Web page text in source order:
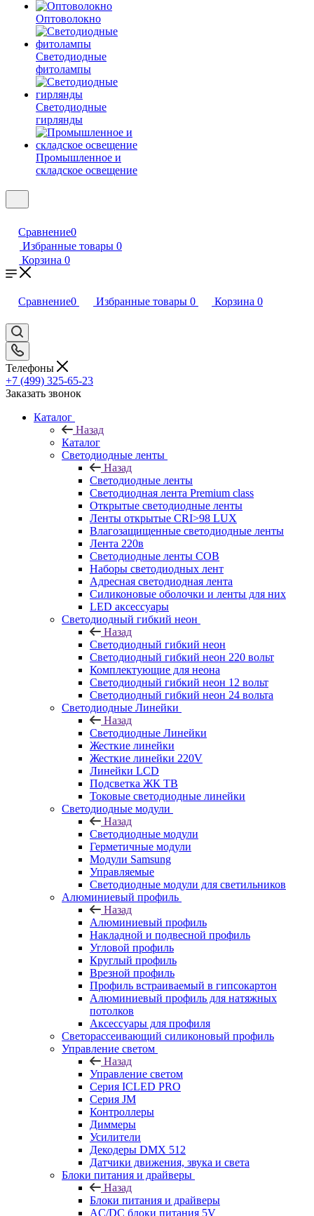
Оптоволокно
Светодиодные
фитолампы
Светодиодные
гирлянды
Промышленное и
складское освещение
Сравнение0
Избранные товары 0
Корзина 0
Сравнение0 Избранные товары 0 Корзина 0
Телефоны
+7 (499) 325-65-23
Заказать звонок
Каталог
Назад
Каталог
Светодиодные ленты
Назад
Светодиодные ленты
Светодиодная лента Premium class
Открытые светодиодные ленты
Ленты открытые CRI>98 LUX
Влагозащищенные светодиодные ленты
Лента 220в
Светодиодные ленты COB
Наборы светодиодных лент
Адресная светодиодная лента
Силиконовые оболочки и ленты для них
LED аксессуары
Светодиодный гибкий неон
Назад
Светодиодный гибкий неон
Светодиодный гибкий неон 220 вольт
Комплектующие для неона
Светодиодный гибкий неон 12 вольт
Светодиодный гибкий неон 24 вольта
Светодиодные Линейки
Назад
Светодиодные Линейки
Жесткие линейки
Жесткие линейки 220V
Линейки LCD
Подсветка ЖК ТВ
Токовые светодиодные линейки
Светодиодные модули
Назад
Светодиодные модули
Герметичные модули
Модули Samsung
Управляемые
Светодиодные модули для светильников
Алюминиевый профиль
Назад
Алюминиевый профиль
Накладной и подвесной профиль
Угловой профиль
Круглый профиль
Врезной профиль
Профиль встраиваемый в гипсокартон
Алюминиевый профиль для натяжных
потолков
Аксессуары для профиля
Светорассеивающий силиконовый профиль
Управление светом
Назад
Управление светом
Серия ICLED PRO
Серия JM
Контроллеры
Диммеры
Усилители
Декодеры DMX 512
Датчики движения, звука и света
Блоки питания и драйверы
Назад
Блоки питания и драйверы
AC/DC блоки питания 5V